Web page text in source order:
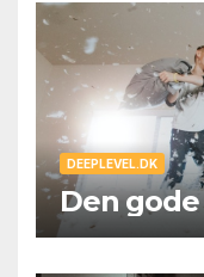
DEEPLEVEL.DK